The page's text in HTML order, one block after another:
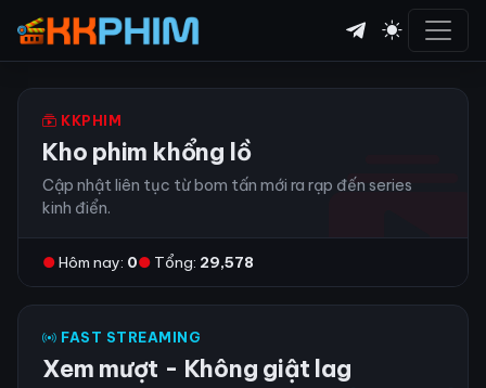
KKPHIM
Kho phim khổng lồ
Cập nhật liên tục từ bom tấn mới ra rạp đến series
kinh điển.
●Hôm nay: 0● Tổng: 29,578
FAST STREAMING
Xem mượt - Không giật lag